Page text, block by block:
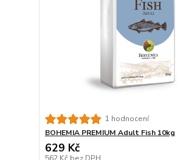
1 hodnocení
BOHEMIA PREMIUM Adult Fish 10kg
629 Kč